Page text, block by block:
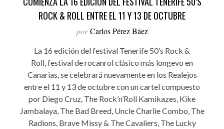
ROCK & ROLL ENTRE EL 11 Y 13 DE OCTUBRE
por Carlos Pérez Báez
La 16 edición del festival Tenerife 50’s Rock &
Roll, festival de rocanrol clásico más longevo en
Canarias, se celebrará nuevamente en los Realejos
entre el 11 y 13 de octubre con un cartel compuesto
por Diego Cruz, The Rock’n’Roll Kamikazes, Kike
Jambalaya, The Bad Breed, Uncle Charlie Combo, The
Radions, Brave Missy & The Cavaliers, The Lucky